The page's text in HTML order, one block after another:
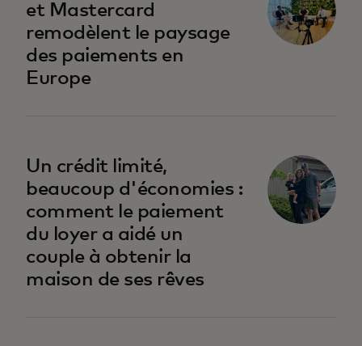
et Mastercard
remodèlent le paysage
des paiements en
Europe
Un crédit limité,
beaucoup d'économies :
comment le paiement
du loyer a aidé un
couple à obtenir la
maison de ses rêves
s’ouvre dans un nouvel onglet